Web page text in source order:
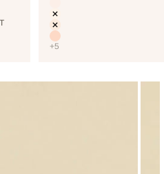
NEUTRALIZER
VANILLA
NUDE
+5